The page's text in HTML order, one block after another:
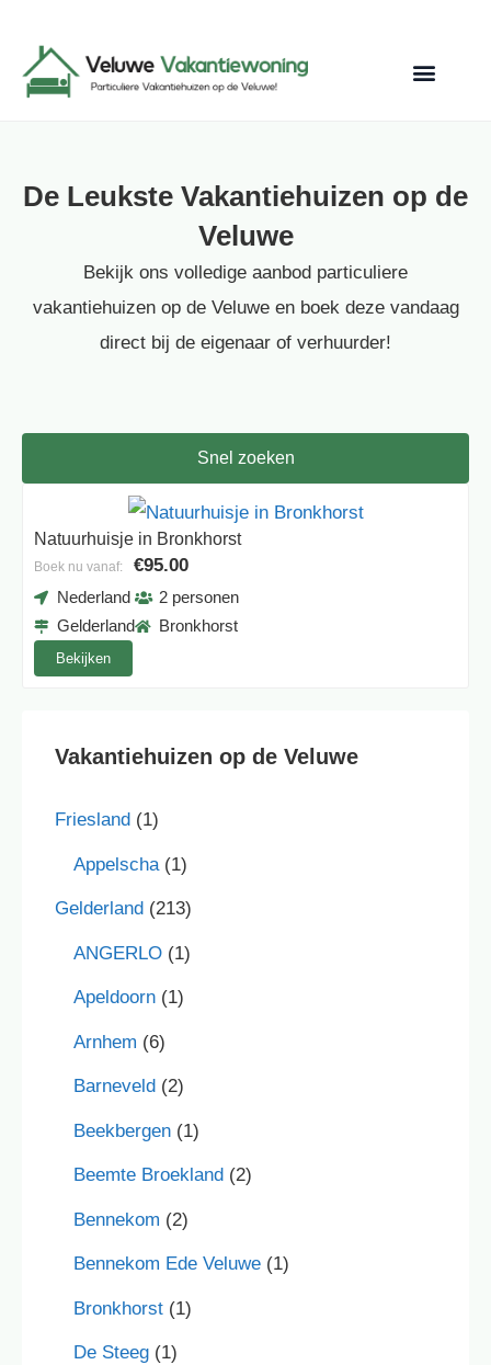
De Leukste Vakantiehuizen op de
Veluwe
Bekijk ons volledige aanbod particuliere
vakantiehuizen op de Veluwe en boek deze vandaag
direct bij de eigenaar of verhuurder!
Vakantiehuizen op de Veluwe
Friesland (1)
Appelscha (1)
Gelderland (213)
ANGERLO (1)
Apeldoorn (1)
Arnhem (6)
Barneveld (2)
Beekbergen (1)
Beemte Broekland (2)
Bennekom (2)
Bennekom Ede Veluwe (1)
Bronkhorst (1)
De Steeg (1)
Snel zoeken
Natuurhuisje in Bronkhorst
Boek nu vanaf: €95.00
Nederland
Gelderland
2 personen
Bronkhorst
Bekijken